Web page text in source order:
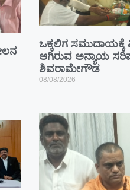
ಒಕ್ಕಲಿಗ
ಆಗಿರುವ ಅನ್ಯಾಯ
ಶಿವರಾಮೇಗೌಡ
08/08/2026